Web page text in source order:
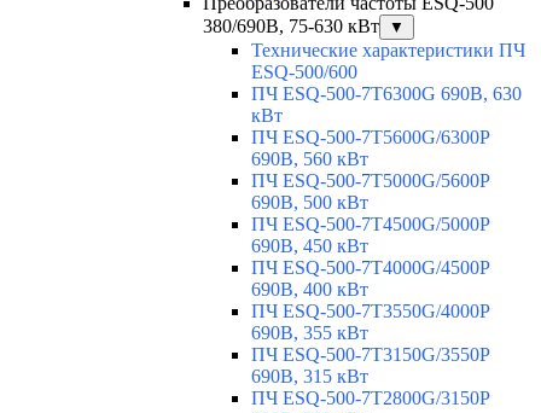
380/690В, 75-630 кВт
▼
Технические характеристики ПЧ
ESQ-500/600
ПЧ ESQ-500-7T6300G 690В, 630
кВт
ПЧ ESQ-500-7T5600G/6300P
690В, 560 кВт
ПЧ ESQ-500-7T5000G/5600P
690В, 500 кВт
ПЧ ESQ-500-7T4500G/5000P
690В, 450 кВт
ПЧ ESQ-500-7T4000G/4500P
690В, 400 кВт
ПЧ ESQ-500-7T3550G/4000P
690В, 355 кВт
ПЧ ESQ-500-7T3150G/3550P
690В, 315 кВт
ПЧ ESQ-500-7T2800G/3150P